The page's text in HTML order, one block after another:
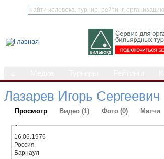
Лазарев Игорь Сергеевич
Просмотр Видео (1) Фото (0) Матчи
-
16.06.1976
Россия
Барнаул